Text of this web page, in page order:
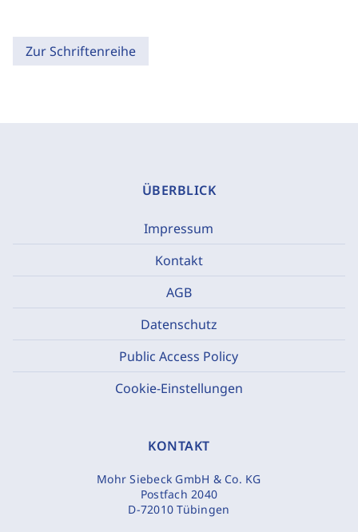
Zur Schriftenreihe
ÜBERBLICK
Impressum
Kontakt
AGB
Datenschutz
Public Access Policy
Cookie-Einstellungen
KONTAKT
Mohr Siebeck GmbH & Co. KG
Postfach 2040
D-72010 Tübingen